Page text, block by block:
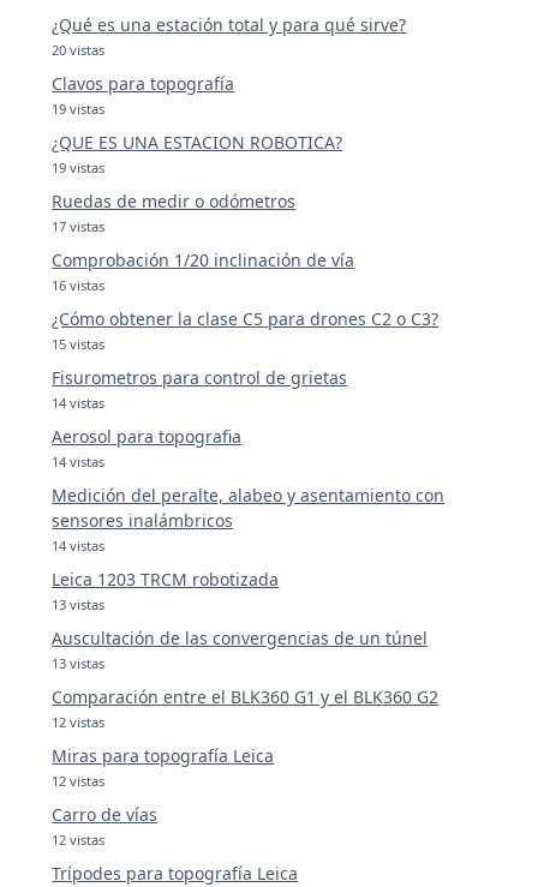
¿Qué es una estación total y para qué sirve?
20 vistas
Clavos para topografía
19 vistas
¿QUE ES UNA ESTACION ROBOTICA?
19 vistas
Ruedas de medir o odómetros
17 vistas
Comprobación 1/20 inclinación de vía
16 vistas
¿Cómo obtener la clase C5 para drones C2 o C3?
15 vistas
Fisurometros para control de grietas
14 vistas
Aerosol para topografia
14 vistas
Medición del peralte, alabeo y asentamiento con
sensores inalámbricos
14 vistas
Leica 1203 TRCM robotizada
13 vistas
Auscultación de las convergencias de un túnel
13 vistas
Comparación entre el BLK360 G1 y el BLK360 G2
12 vistas
Miras para topografía Leica
12 vistas
Carro de vías
12 vistas
Trípodes para topografía Leica